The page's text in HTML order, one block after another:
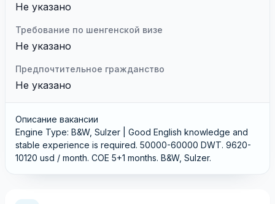
Не указано
Требование по шенгенской визе
Не указано
Предпочтительное гражданство
Не указано
Описание вакансии
Engine Type: B&W, Sulzer | Good English knowledge and
stable experience is required. 50000-60000 DWT. 9620-
10120 usd / month. COE 5+1 months. B&W, Sulzer.